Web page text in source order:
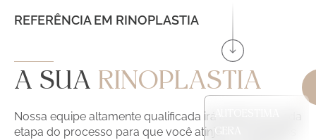
REFERÊNCIA EM RINOPLASTIA
A SUA RINOPLASTIA
Nossa equipe altamente qualificada irá ajudar em cada
etapa do processo para que você atinja os resultados